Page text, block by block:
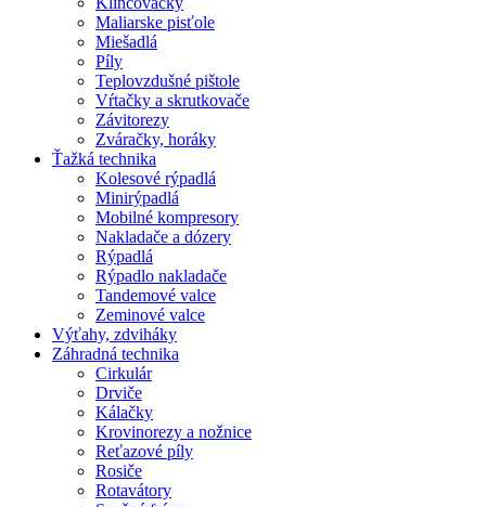
Maliarske pisťole
Miešadlá
Píly
Teplovzdušné pištole
Vŕtačky a skrutkovače
Závitorezy
Zváračky, horáky
Ťažká technika
Kolesové rýpadlá
Minirýpadlá
Mobilné kompresory
Nakladače a dózery
Rýpadlá
Rýpadlo nakladače
Tandemové valce
Zeminové valce
Výťahy, zdviháky
Záhradná technika
Cirkulár
Drviče
Kálačky
Krovinorezy a nožnice
Reťazové píly
Rosiče
Rotavátory